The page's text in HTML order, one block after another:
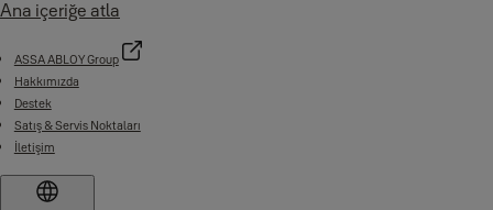
Ana içeriğe atla
ASSA ABLOY Group
Hakkımızda
Destek
Satış & Servis Noktaları
İletişim